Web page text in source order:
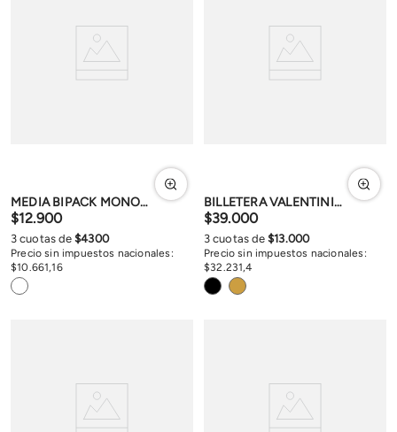
MEDIA BIPACK MONOGRAM
$12.900
Precio sin impuestos nacionales:
$10 661,16
3 cuotas de$4300
BILLETERA VALENTINIANA
$39.000
Precio sin impuestos nacionales:
$32 231,4
3 cuotas de$13.000